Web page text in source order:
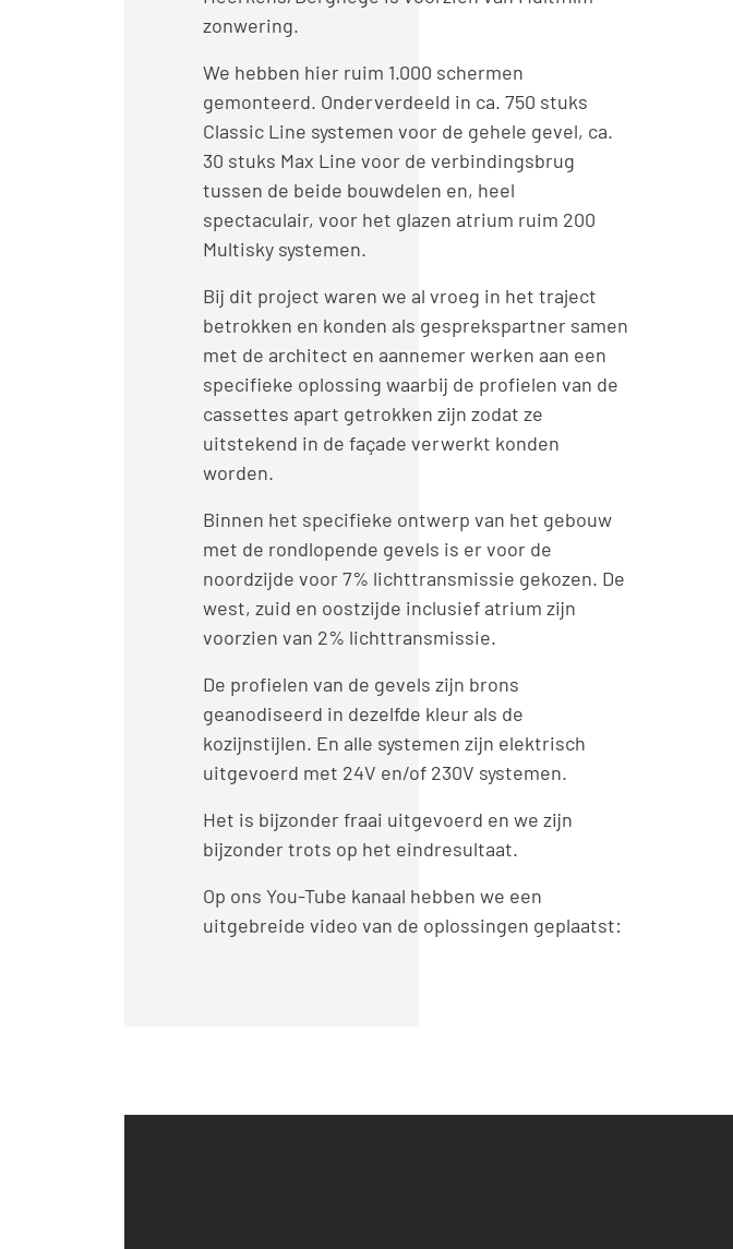
zonwering.
We hebben hier ruim 1.000 schermen
gemonteerd. Onderverdeeld in ca. 750 stuks
Classic Line systemen voor de gehele gevel, ca.
30 stuks Max Line voor de verbindingsbrug
tussen de beide bouwdelen en, heel
spectaculair, voor het glazen atrium ruim 200
Multisky systemen.
Bij dit project waren we al vroeg in het traject
betrokken en konden als gesprekspartner samen
met de architect en aannemer werken aan een
specifieke oplossing waarbij de profielen van de
cassettes apart getrokken zijn zodat ze
uitstekend in de façade verwerkt konden
worden.
Binnen het specifieke ontwerp van het gebouw
met de rondlopende gevels is er voor de
noordzijde voor 7% lichttransmissie gekozen. De
west, zuid en oostzijde inclusief atrium zijn
voorzien van 2% lichttransmissie.
De profielen van de gevels zijn brons
geanodiseerd in dezelfde kleur als de
kozijnstijlen. En alle systemen zijn elektrisch
uitgevoerd met 24V en/of 230V systemen.
Het is bijzonder fraai uitgevoerd en we zijn
bijzonder trots op het eindresultaat.
Op ons You-Tube kanaal hebben we een
uitgebreide video van de oplossingen geplaatst: